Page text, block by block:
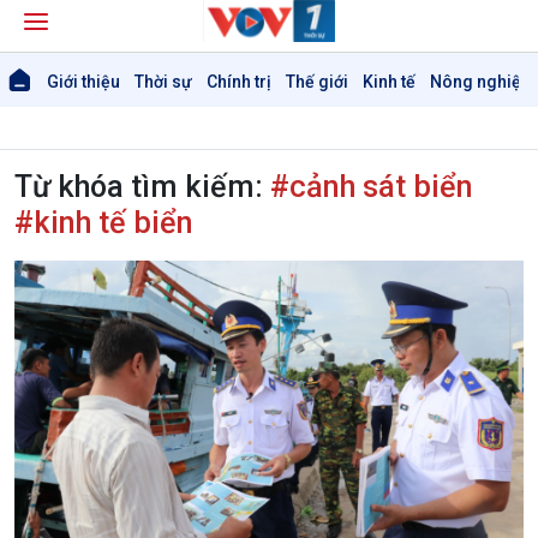
Giới thiệu Thời sự Chính trị Thế giới Kinh tế Nông nghiệp
Thời sự 6h
Thời sự 12h
Thời sự 18h
Thời sự 21h30
Bản tin
Chuyên mục
Theo dòng Thời sự
Chính trị
Thế giới
Từ khóa tìm kiếm: #cảnh sát biển
#kinh tế biển